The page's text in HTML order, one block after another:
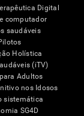
Digital
computador
saudáveis
Holística
(iTV)
Adultos
nos Idosos
sistemática
SG4D